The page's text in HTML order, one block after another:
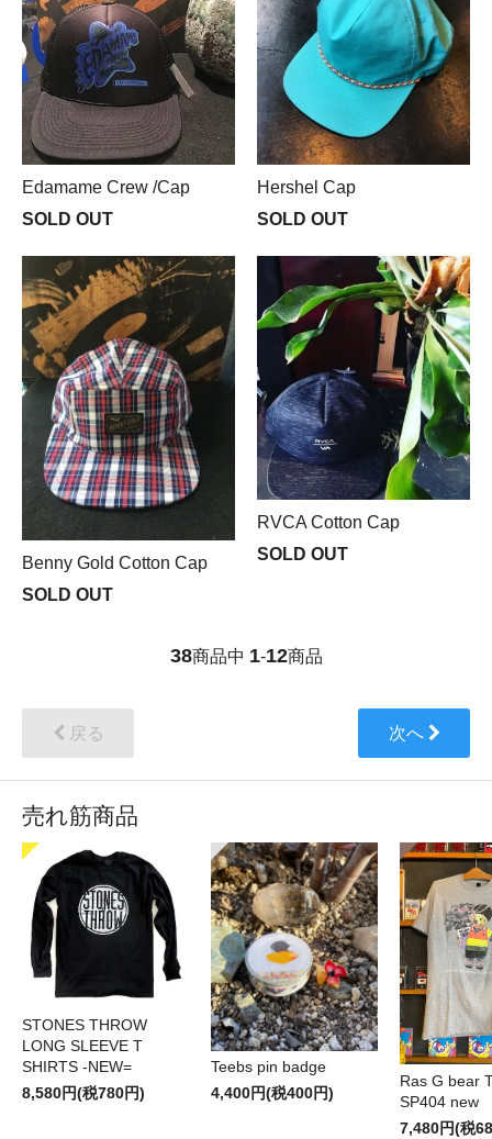
Edamame Crew /Cap
SOLD OUT
Hershel Cap
SOLD OUT
Benny Gold Cotton Cap
SOLD OUT
RVCA Cotton Cap
SOLD OUT
38商品中 1-12商品
戻る 次へ
売れ筋商品
STONES THROW
LONG SLEEVE T
SHIRTS -NEW=
8,580円(税780円)
Teebs pin badge
4,400円(税400円)
Ras G bear
SP404 new
7,480円(税